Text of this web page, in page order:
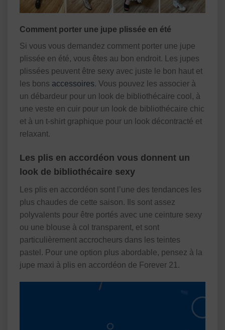
Comment porter une jupe plissée en été
Si vous vous demandez comment porter une jupe
plissée en été, vous êtes au bon endroit. Les jupes
plissées peuvent être sexy avec juste le bon haut et
les bons accessoires. Vous pouvez les associer à
un débardeur pour un look de bibliothécaire cool, à
une veste en cuir pour un look de bibliothécaire chic
et à un t-shirt graphique pour un look décontracté et
relaxant.
Les plis en accordéon vous donnent un
look de bibliothécaire sexy
Les plis en accordéon sont l’une des tendances les
plus chaudes de cette saison. Ils sont assez
polyvalents pour être portés avec une ceinture sexy
ou une blouse à col transparent, et sont
particulièrement accrocheurs dans les teintes
pastel. Pour une option plus abordable, pensez à la
jupe maxi à plis en accordéon de Forever 21.